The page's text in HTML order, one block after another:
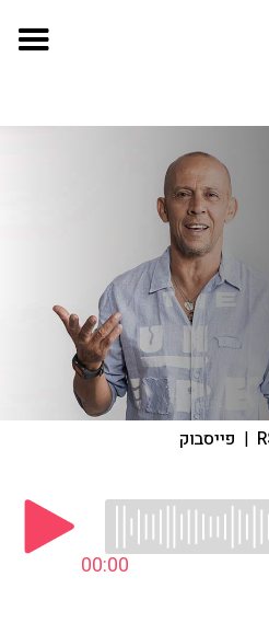
| פייסבוק
00:00